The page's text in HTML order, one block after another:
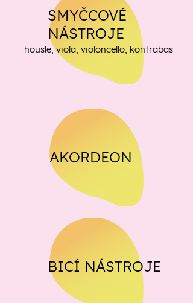
SMYČCOVÉ
NÁSTROJE
housle, viola, violoncello, kontrabas
AKORDEON
BICÍ NÁSTROJE